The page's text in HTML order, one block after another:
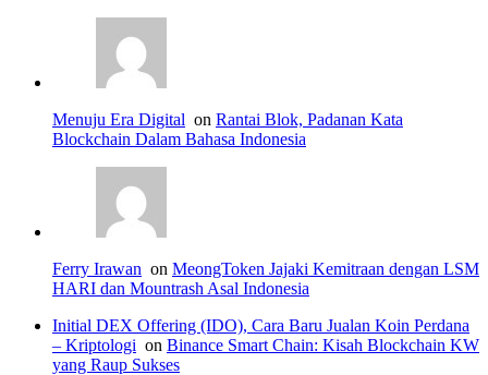
Menuju Era Digital on Rantai Blok, Padanan Kata
Blockchain Dalam Bahasa Indonesia
Ferry Irawan on MeongToken Jajaki Kemitraan dengan LSM
HARI dan Mountrash Asal Indonesia
Initial DEX Offering (IDO), Cara Baru Jualan Koin Perdana
– Kriptologi on Binance Smart Chain: Kisah Blockchain KW
yang Raup Sukses